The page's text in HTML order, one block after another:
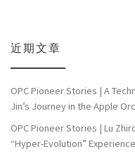
近期文章
OPC Pioneer Stories | A
Jin’s Journey in the Apple
OPC Pioneer Stories | Lu
“Hyper-Evolution”